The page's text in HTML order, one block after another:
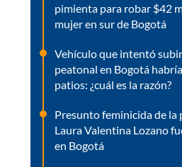
pimienta para robar $42
mujer en sur de Bogotá
Vehículo que intentó
peatonal en Bogotá
patios: ¿cuál es la razón?
Presunto feminicida de la
Laura Valentina Lozano
en Bogotá